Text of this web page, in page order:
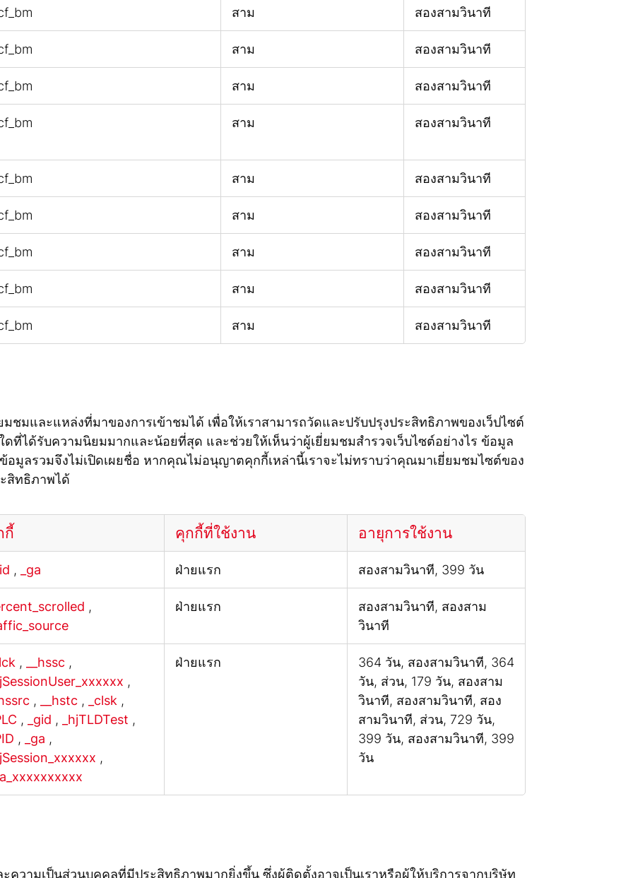
สาม สองสามวินาที
สาม สองสามวินาที
สาม สองสามวินาที
สาม สองสามวินาที
สาม สองสามวินาที
สาม สองสามวินาที
สาม สองสามวินาที
สาม สองสามวินาที
สาม สองสามวินาที
ชมและแหล่งที่มาของการเข้าชมได้ เพื่อให้เราสามารถวัดและปรับปรุงประสิทธิภาพของเว็ปไซต์
ดที่ได้รับความนิยมมากและน้อยที่สุด และช่วยให้เห็นว่าผู้เยี่ยมชมสำรวจเว็บไซต์อย่างไร ข้อมูล
อมูลรวมจึงไม่เปิดเผยชื่อ หากคุณไม่อนุญาตคุกกี้เหล่านี้เราจะไม่ทราบว่าคุณมาเยี่ยมชมไซต์ของ
สิทธิภาพได้
กี้ คุกกี้ที่ใช้งาน อายุการใช้งาน
, _ga ฝ่ายแรก สองสามวินาที, 399 วัน
,
ฝ่ายแรก
สองสามวินาที, สองสาม
วินาที
, __hssc ,
,
, __hstc , _clsk ,
, _gid , _hjTLDTest ,
, _ga ,
,
ฝ่ายแรก
364 วัน, สองสามวินาที, 364
วัน, ส่วน, 179 วัน, สองสาม
วินาที, สองสามวินาที, สอง
สามวินาที, ส่วน, 729 วัน,
399 วัน, สองสามวินาที, 399
วัน
ความเป็นส่วนบุคคลที่มีประสิทธิภาพมากยิ่งขึ้น ซึ่งผู้ติดตั้งอาจเป็นเราหรือผู้ให้บริการจากบริษัท